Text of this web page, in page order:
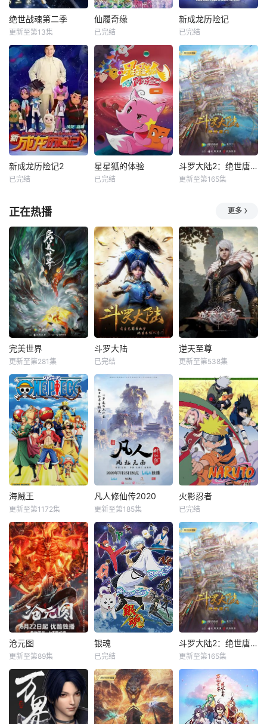
绝世战魂第二季
更新至第13集
仙履奇缘
已完结
新成龙历险记
已完结
新成龙历险记2
已完结
星星狐的体验
已完结
斗罗大陆2：绝世唐门
更新至第165集
正在热播 更多
完美世界
更新至第281集
斗罗大陆
已完结
逆天至尊
更新至第538集
海贼王
更新至第1172集
凡人修仙传2020
更新至第185集
火影忍者
已完结
沧元图
更新至第89集
银魂
已完结
斗罗大陆2：绝世唐门
更新至第165集